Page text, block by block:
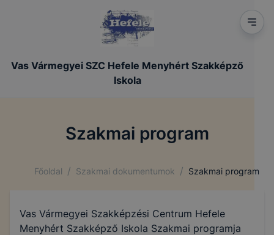
Vas Vármegyei SZC Hefele Menyhért Szakképző
Iskola
Szakmai program
Főoldal / Szakmai dokumentumok / Szakmai program
Vas Vármegyei Szakképzési Centrum Hefele
Menyhért Szakképző Iskola Szakmai programja